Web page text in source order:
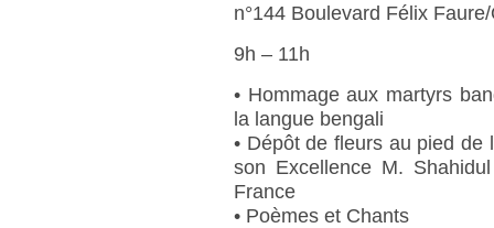
n°144 Boulevard Félix
9h – 11h
• Hommage aux martyrs
la langue bengali
• Dépôt de fleurs au pied de
son Excellence M.
France
• Poèmes et Chants